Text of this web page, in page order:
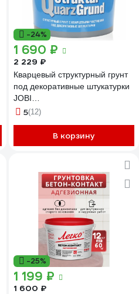
-24%
1 690 ₽
2 229 ₽
Кварцевый структурный грунт
под декоративные штукатурки
JOBI
STRUKTURQUARZGRUND 5 л
5(12)
В корзину
-25%
1 199 ₽
1 600 ₽